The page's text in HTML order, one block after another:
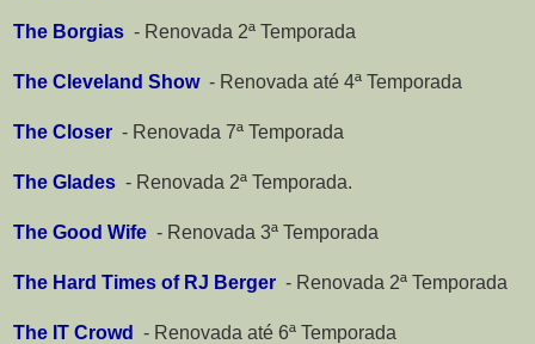
The Borgias - Renovada 2ª Temporada
The Cleveland Show- Renovada até 4ª Temporada
The Closer - Renovada 7ª Temporada
The Glades - Renovada 2ª Temporada.
The Good Wife - Renovada 3ª Temporada
The Hard Times of RJ Berger - Renovada 2ª Temporada
The IT Crowd - Renovada até 6ª Temporada